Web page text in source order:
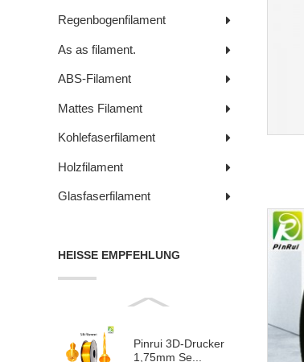
Regenbogenfilament
As as filament.
ABS-Filament
Mattes Filament
Kohlefaserfilament
Holzfilament
Glasfaserfilament
HEISSE EMPFEHLUNG
Pinrui 3D-Drucker
1,75mm Se...